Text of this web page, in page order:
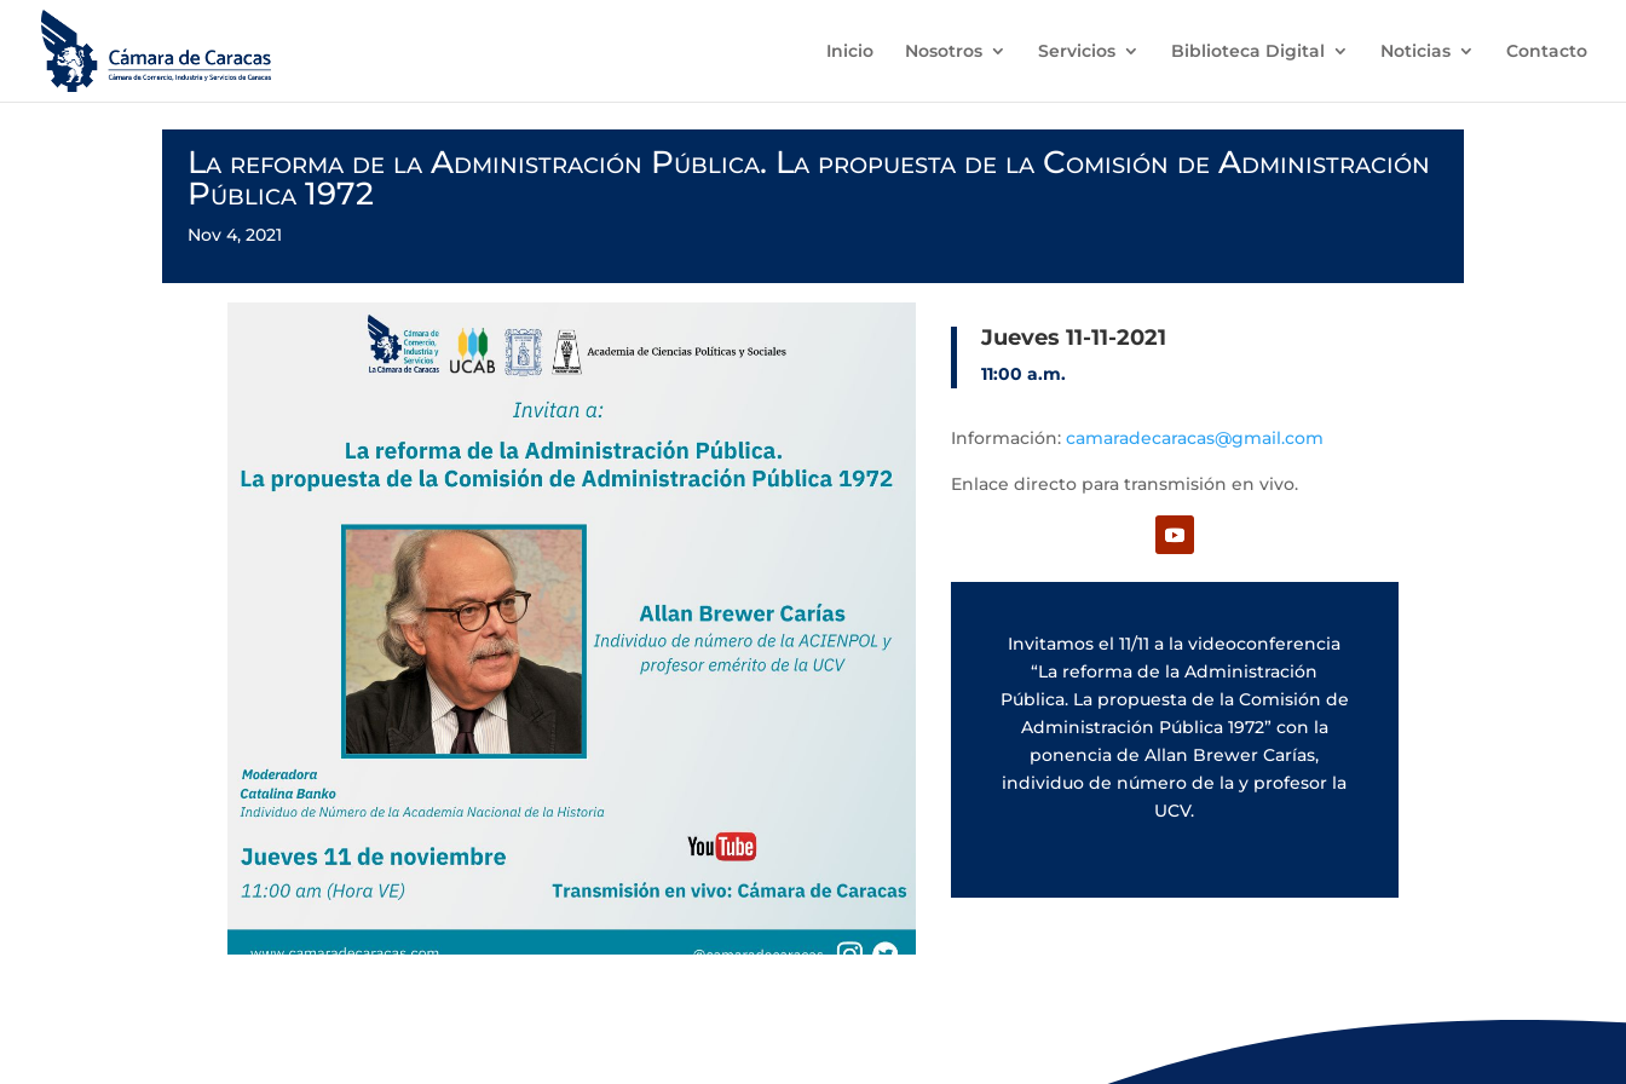
Inicio Nosotros Servicios Biblioteca Digital Noticias Contacto
La reforma de la Administración Pública. La propuesta de la Comisión de Administración
Pública 1972
Nov 4, 2021
Jueves 11-11-2021
11:00 a.m.
Información:camaradecaracas@gmail.com
Enlace directo para transmisión en vivo.
Invitamos el 11/11 a la videoconferencia
“La reforma de la Administración
Pública. La propuesta de la Comisión de
Administración Pública 1972” con la
ponencia de Allan Brewer Carías,
individuo de número de lay profesor la
UCV.